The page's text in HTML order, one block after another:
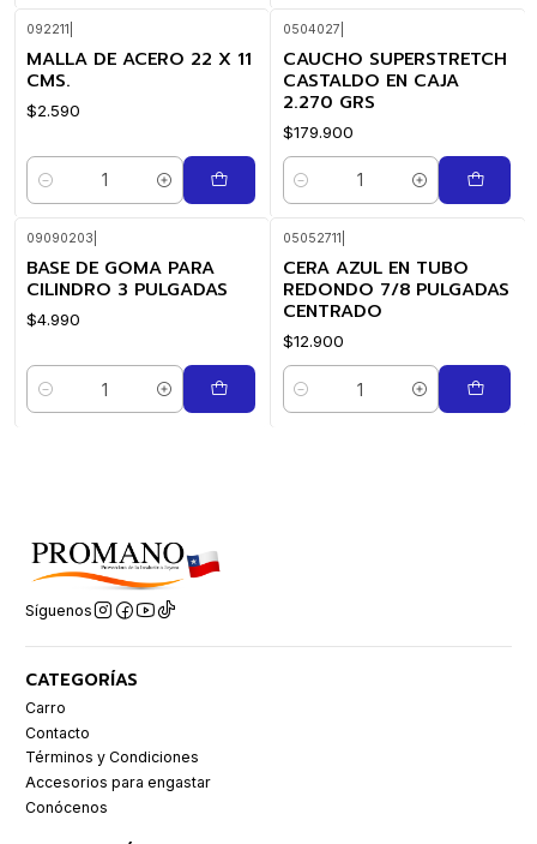
092211
MALLA DE ACERO 22 X 11
CMS.
$2.590
Cantidad
0504027
CAUCHO SUPERSTRETCH
CASTALDO EN CAJA
2.270 GRS
$179.900
Cantidad
09090203
BASE DE GOMA PARA
CILINDRO 3 PULGADAS
$4.990
Cantidad
05052711
CERA AZUL EN TUBO
REDONDO 7/8 PULGADAS
CENTRADO
$12.900
Cantidad
Síguenos
CATEGORÍAS
Carro
Contacto
Términos y Condiciones
Accesorios para engastar
Conócenos